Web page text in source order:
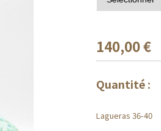
140,00€
Quantité :
Lagueras 36-40